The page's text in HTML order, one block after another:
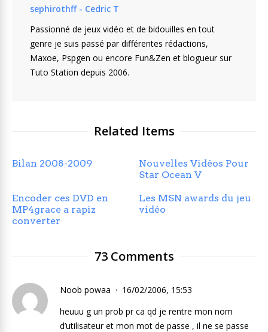
sephirothff - Cedric T
Passionné de jeux vidéo et de bidouilles en tout
genre je suis passé par différentes rédactions,
Maxoe, Pspgen ou encore Fun&Zen et blogueur sur
Tuto Station depuis 2006.
Related Items
Bilan 2008-2009
Nouvelles Vidéos Pour
Star Ocean V
Encoder ces DVD en
MP4grace a rapiz
converter
Les MSN awards du jeu
vidéo
73 Comments
Noob powaa
16/02/2006, 15:53
heuuu g un prob pr ca qd je rentre mon nom
d’utilisateur et mon mot de passe , il ne se passe